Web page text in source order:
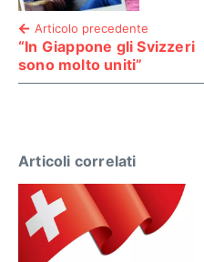
Articolo precedente
“In Giappone gli Svizzeri
sono molto uniti”
Articoli correlati